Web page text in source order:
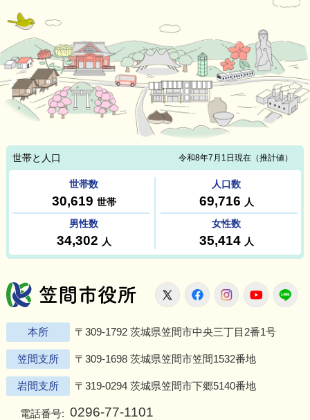
笠間市役所
X FacebookInstagram
本所 〒309-1792 茨城県笠間市中央三丁目2番1号
笠間支所 〒309-1698 茨城県笠間市笠間1532番地
岩間支所 〒319-0294 茨城県笠間市下郷5140番地
電話番号: 0296-77-1101